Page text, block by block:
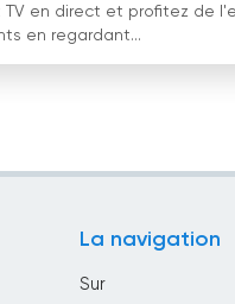
TV en direct et profitez de
en regardant...
La navigation
Sur